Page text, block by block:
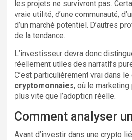
les projets ne survivront pas.
vraie utilité, d’une communauté,
d’un marché potentiel. D’autres
de la tendance.
L’investisseur devra donc
réellement utiles des narratifs
C’est particulièrement vrai dans le
cryptomonnaies, où le
plus vite que l’adoption réelle.
Comment analyser
Avant d’investir dans une crypto